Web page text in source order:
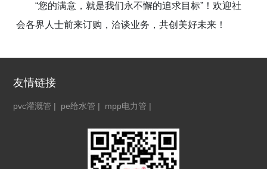
“您的满意，就是我们永不懈的追求目标”！欢迎社
会各界人士前来订购，洽谈业务，共创美好未来！
友情链接
pvc灌溉管 | pe给水管 | mpp电力管 |